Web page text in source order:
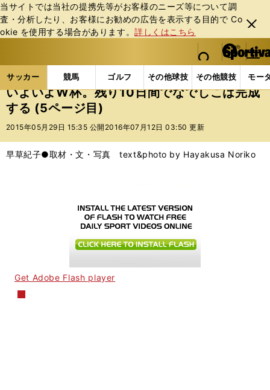
当サイトでは当社の提携先等がお客様のニーズ等について調
査・分析したり、お客様にお勧めの広告を表⽰する⽬的で Co
okie を使⽤する場合があります。詳しくはこちら
閉じ
る
web Sportiva (webスポルティーバ)
検索
マイペ
ー
ジ
メニュ
サッカー 競馬 ゴルフ その他球技 その他競技 モー
ス
ポ
ル
バ
サッカーの記事一覧 サッカー代表 なでしこジャパ
いよいよW杯。残り10日間でなでしこは完成
する (5ページ目)
2015年05月29日 15:35 公開 2016年07月12日 03:50 更新
早草紀子●取材・文・写真 text&photo by Hayakusa Noriko
Get Adobe Flash player